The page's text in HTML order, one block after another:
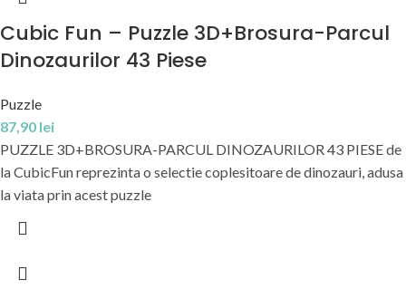
Cubic Fun – Puzzle 3D+Brosura-Parcul
Dinozaurilor 43 Piese
Puzzle
87,90 lei
PUZZLE 3D+BROSURA-PARCUL DINOZAURILOR 43 PIESE de
la CubicFun reprezinta o selectie coplesitoare de dinozauri, adusa
la viata prin acest puzzle